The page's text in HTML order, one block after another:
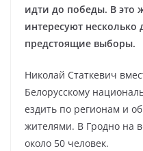
идти до победы. В это
интересуют
предстоящие выборы.
Николай Статкевич
Белорусскому
ездить по регионам и
жителями. В Гродно на
около 50 человек.